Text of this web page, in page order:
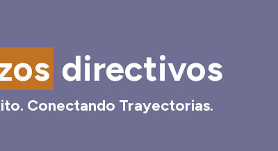
directivos
Conectando Trayectorias.